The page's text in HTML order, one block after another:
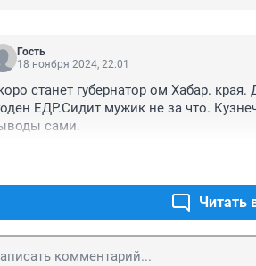
Гость
18 ноября 2024, 22:01
станет губернатор ом Хабар.
ЕДР.Сидит мужик не за что.
сами.
Читать